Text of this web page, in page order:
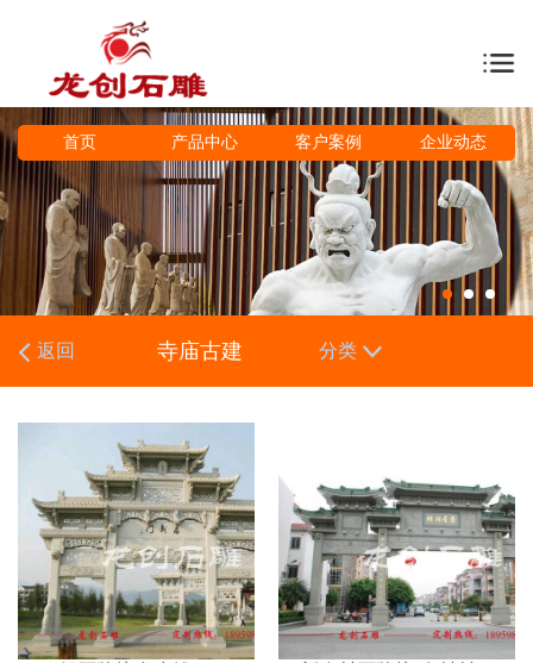
首页 产品中心 客户案例 企业动态
返回 寺庙古建 分类